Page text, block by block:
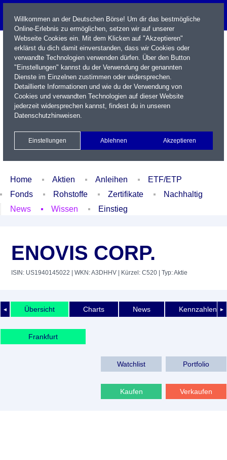
Name / WKN / ISIN / Kürzel
Xetra Realtime
Watchlist Portfolio Login
Home Aktien Anleihen
ETF/ETP
Fonds
Rohstoffe Zertifikate
Nachhaltig
News
Wissen Einstieg
ENOVIS CORP.
ISIN: US1940145022 | WKN: A3DHHV | Kürzel: C520 | Typ: Aktie
◄ ►
Übersicht Charts News Kennzahlen
Frankfurt
Watchlist Portfolio
Kaufen Verkaufen
Willkommen an der Deutschen Börse! Um dir das bestmögliche
Online-Erlebnis zu ermöglichen, setzen wir auf unserer
Webseite Cookies ein. Mit dem Klicken auf "Akzeptieren"
erklärst du dich damit einverstanden, dass wir Cookies oder
verwandte Technologien verwenden dürfen. Über den Button
"Einstellungen" kannst du der Verwendung der genannten
Dienste im Einzelnen zustimmen oder widersprechen.
Detaillierte Informationen und wie du der Verwendung von
Cookies und verwandten Technologien auf dieser Website
jederzeit widersprechen kannst, findest du in unseren
Datenschutzhinweisen.
Einstellungen Ablehnen Akzeptieren